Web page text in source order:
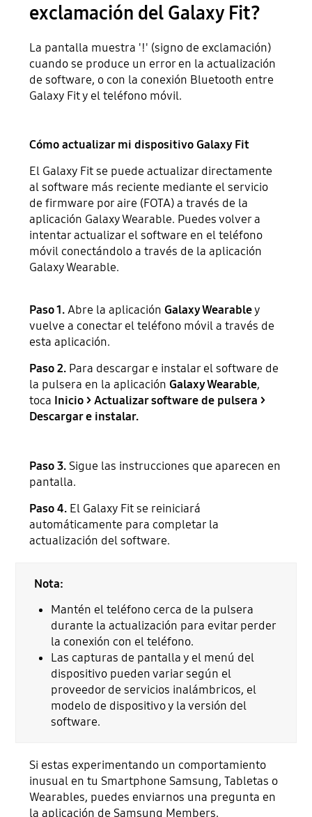
exclamación del Galaxy Fit?
La pantalla muestra '!' (signo de exclamación)
cuando se produce un error en la actualización
de software, o con la conexión Bluetooth entre
Galaxy Fit y el teléfono móvil.
Cómo actualizar mi dispositivo Galaxy Fit
El Galaxy Fit se puede actualizar directamente
al software más reciente mediante el servicio
de firmware por aire (FOTA) a través de la
aplicación Galaxy Wearable. Puedes volver a
intentar actualizar el software en el teléfono
móvil conectándolo a través de la aplicación
Galaxy Wearable.
Paso 1.Abre la aplicaciónGalaxy Wearabley
vuelve a conectar el teléfono móvil a través de
esta aplicación.
Paso 2. Para descargar e instalar el software de
la pulsera en la aplicaciónGalaxy Wearable,
toca Inicio > Actualizar software de pulsera >
Descargar e instalar.
Paso 3. Sigue las instrucciones que aparecen en
pantalla.
Paso 4. El Galaxy Fit se reiniciará
automáticamente para completar la
actualización del software.
Nota:
Mantén el teléfono cerca de la pulsera
durante la actualización para evitar perder
la conexión con el teléfono.
Las capturas de pantalla y el menú del
dispositivo pueden variar según el
proveedor de servicios inalámbricos, el
modelo de dispositivo y la versión del
software.
Si estas experimentando un comportamiento
inusual en tu Smartphone Samsung, Tabletas o
Wearables, puedes enviarnos una pregunta en
la aplicación de Samsung Members.